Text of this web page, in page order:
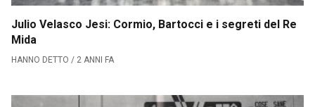
Julio Velasco Jesi: Cormio, Bartocci e i segreti del Re
Mida
HANNO DETTO / 2 ANNI FA